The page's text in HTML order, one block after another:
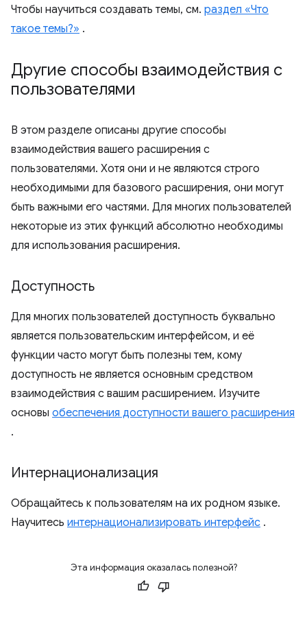
Чтобы научиться создавать темы, см. раздел «Что
такое темы?» .
Другие способы взаимодействия с
пользователями
В этом разделе описаны другие способы
взаимодействия вашего расширения с
пользователями. Хотя они и не являются строго
необходимыми для базового расширения, они могут
быть важными его частями. Для многих пользователей
некоторые из этих функций абсолютно необходимы
для использования расширения.
Доступность
Для многих пользователей доступность буквально
является пользовательским интерфейсом, и её
функции часто могут быть полезны тем, кому
доступность не является основным средством
взаимодействия с вашим расширением. Изучите
основы обеспечения доступности вашего расширения
.
Интернационализация
Обращайтесь к пользователям на их родном языке.
Научитесь интернационализировать интерфейс .
Эта информация оказалась полезной?